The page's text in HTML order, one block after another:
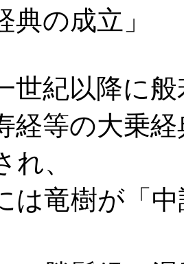
の成立」
紀以降に般
経等の大乗
れ、
竜樹が「中